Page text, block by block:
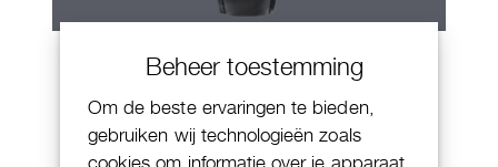
Beheer toestemming
Om de beste ervaringen te bieden,
gebruiken wij technologieën zoals
cookies om informatie over je apparaat
Patek Philippe Annual Calendar